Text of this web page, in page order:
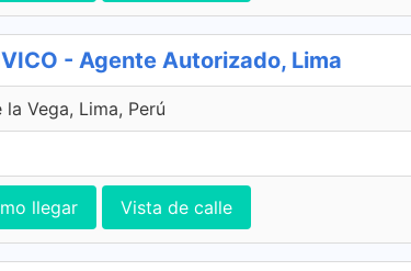
- Agente Autorizado, Lima
Vega, Lima, Perú
llegar Vista de calle